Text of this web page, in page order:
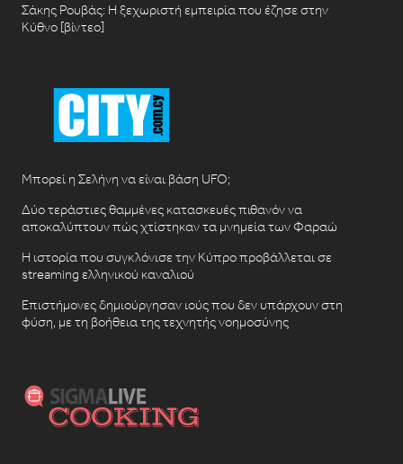
Σάκης Ρουβάς: Η ξεχωριστή εμπειρία που έζησε στην
Κύθνο [βίντεο]
Μπορεί η Σελήνη να είναι βάση UFO;
Δύο τεράστιες θαμμένες κατασκευές πιθανόν να
αποκαλύπτουν πώς χτίστηκαν τα μνημεία των Φαραώ
Η ιστορία που συγκλόνισε την Κύπρο προβάλλεται σε
streaming ελληνικού καναλιού
Επιστήμονες δημιούργησαν ιούς που δεν υπάρχουν στη
φύση, με τη βοήθεια της τεχνητής νοημοσύνης